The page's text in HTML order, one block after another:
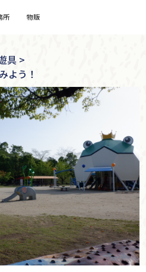
所 物販
具 >
よう！